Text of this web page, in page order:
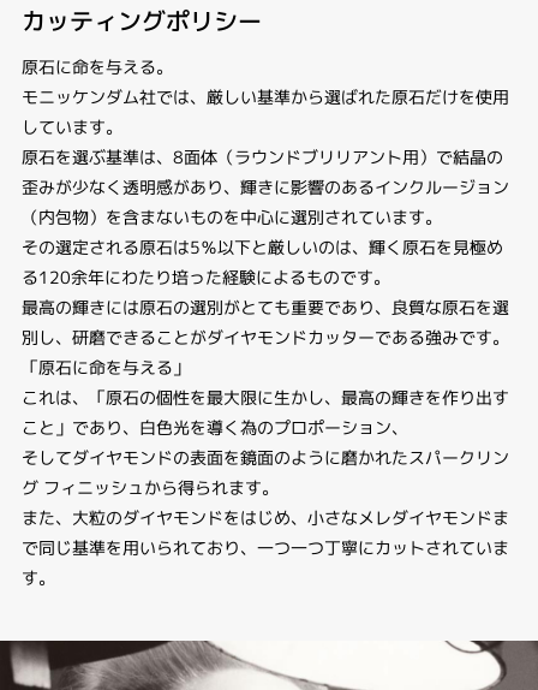
カッティングポリシー
原石に命を与える。
モニッケンダム社では、厳しい基準から選ばれた原石だけを使用
しています。
原石を選ぶ基準は、8面体（ラウンドブリリアント用）で結晶の
歪みが少なく透明感があり、輝きに影響のあるインクルージョン
（内包物）を含まないものを中心に選別されています。
その選定される原石は5％以下と厳しいのは、輝く原石を見極め
る120余年にわたり培った経験によるものです。
最高の輝きには原石の選別がとても重要であり、良質な原石を選
別し、研磨できることがダイヤモンドカッターである強みです。
「原石に命を与える」
これは、「原石の個性を最大限に生かし、最高の輝きを作り出す
こと」であり、白色光を導く為のプロポーション、
そしてダイヤモンドの表面を鏡面のように磨かれたスパークリン
グ フィニッシュから得られます。
また、大粒のダイヤモンドをはじめ、小さなメレダイヤモンドま
で同じ基準を用いられており、一つ一つ丁寧にカットされていま
す。